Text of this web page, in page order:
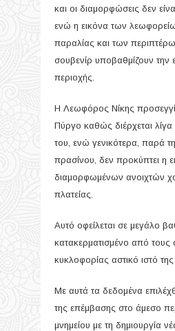
και οι διαμορφώσεις δεν
ενώ η εικόνα των
παραλίας και των
σουβενίρ υποβαθμίζουν την
περιοχής.
Η Λεωφόρος Νίκης
Πύργο καθώς διέρχεται
του, ενώ γενικότερα, παρά
πρασίνου, δεν προκύπτει η
διαμορφωμένων ανοιχτών
πλατείας.
Αυτό οφείλεται σε μεγάλο
κατακερματισμένο από τους
κυκλοφορίας αστικό ιστό της
Με αυτά τα δεδομένα
της επέμβασης στο άμεσο
μνημείου με τη δημιουργία